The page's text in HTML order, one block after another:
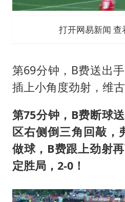
打开网易新闻
第69分钟，B费送出
插上小角度劲射，维古
第75分钟，B费断球
区右侧倒三角回敲，
做球，B费跟上劲射
定胜局，2-0！